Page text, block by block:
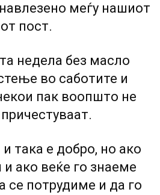
меѓу нашиот
пост.
недела без масло
во саботите и
пак воопшто не
така е добро, но ако
ако веќе го знаеме
се потрудиме и да го